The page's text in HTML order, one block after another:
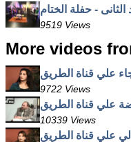
الثانى - حفلة الختام
9519 Views
More videos
علي قناة الطريق
9722 Views
علي قناة الطريق
10339 Views
علي قناة الطريق